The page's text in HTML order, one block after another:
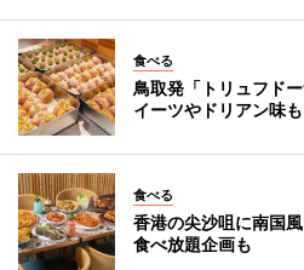
食べる
鳥取発「トリュフド
イーツやドリアン味も
食べる
香港の尖沙咀に南国
食べ放題企画も